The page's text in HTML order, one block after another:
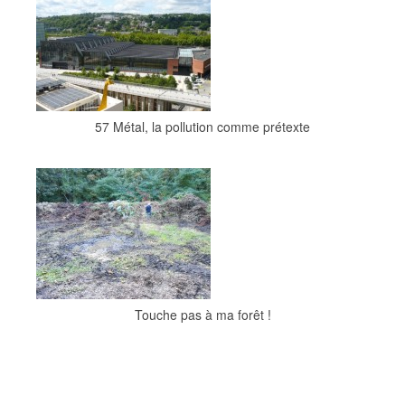
57 Métal, la pollution comme prétexte
Touche pas à ma forêt !